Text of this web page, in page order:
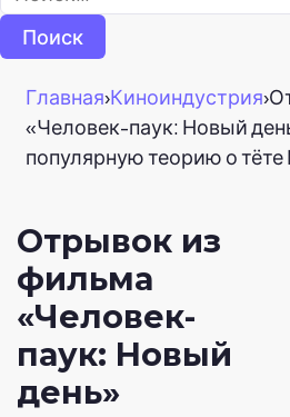
Главная›Киноиндустрия›
«Человек-паук: Новый
популярную теорию о
Отрывок из
фильма
«Человек-
паук: Новый
день»